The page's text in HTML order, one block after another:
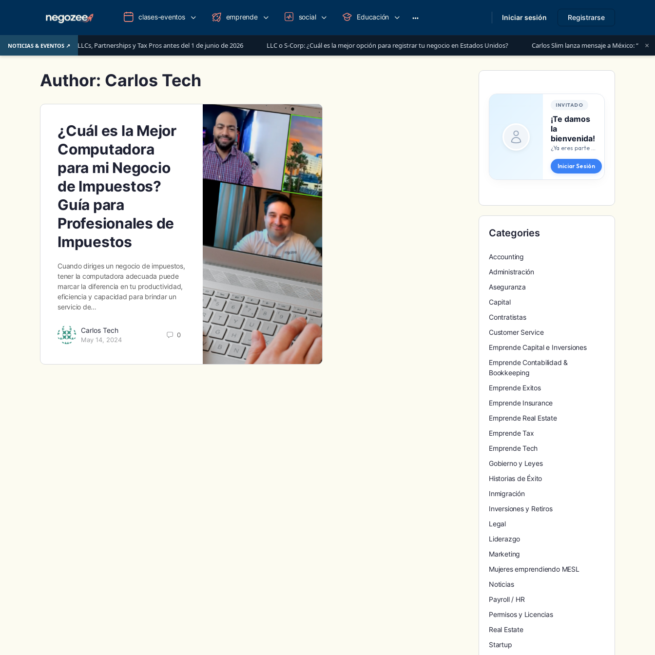
NOTICIAS & EVENTOS ↗
deben saber las LLCs, Partnerships y Tax Pros antes del 1 de junio de 2026 LLC o S-Corp: ¿Cuál es la mejor opción para registrar tu negocio en Estados Unidos? Carlos Slim lanza mensaje a México: “Es ×
clases-eventos emprende social Educación
options
Iniciar sesión Registrarse
Author: Carlos Tech
¿Cuál es la Mejor
Computadora
para mi Negocio
de Impuestos?
Guía para
Profesionales de
Impuestos
Cuando diriges un negocio de impuestos,
tener la computadora adecuada puede
marcar la diferencia en tu productividad,
eficiencia y capacidad para brindar un
servicio de…
Carlos Tech
May 14, 2024
0
INVITADO
¡Te damos
la
bienvenida!
¿Ya eres parte de negozee? Conéctate de inmediato.
Iniciar Sesión
Categories
Accounting
Administración
Aseguranza
Capital
Contratistas
Customer Service
Emprende Capital e Inversiones
Emprende Contabilidad &
Bookkeeping
Emprende Exitos
Emprende Insurance
Emprende Real Estate
Emprende Tax
Emprende Tech
Gobierno y Leyes
Historias de Éxito
Inmigración
Inversiones y Retiros
Legal
Liderazgo
Marketing
Mujeres emprendiendo MESL
Noticias
Payroll / HR
Permisos y Licencias
Real Estate
Startup